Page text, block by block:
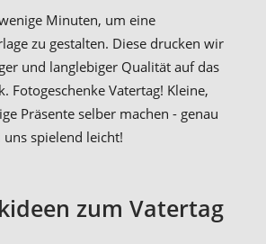
Minuten, um eine
zu gestalten. Diese drucken wir
und langlebiger Qualität auf das
Fotogeschenke Vatertag! Kleine,
Präsente selber machen - genau
spielend leicht!
zum Vatertag